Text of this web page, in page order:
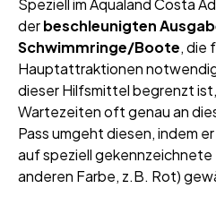
derbeschleunigten
Schwimmringe/Boote, die
Hauptattraktionen notwendig
dieser Hilfsmittel begrenzt
Wartezeiten oft genau an
Pass umgeht diesen, indem
auf speziell
anderen Farbe, z.B. Rot)